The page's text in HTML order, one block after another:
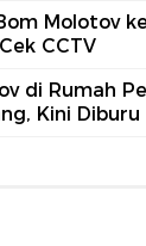
Molotov
CCTV
di Rumah
Kini Diburu